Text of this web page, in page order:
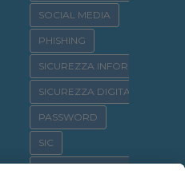
SOCIAL MEDIA
PHISHING
SICUREZZA INFORMATICA
SICUREZZA DIGITALE
PASSWORD
SIC